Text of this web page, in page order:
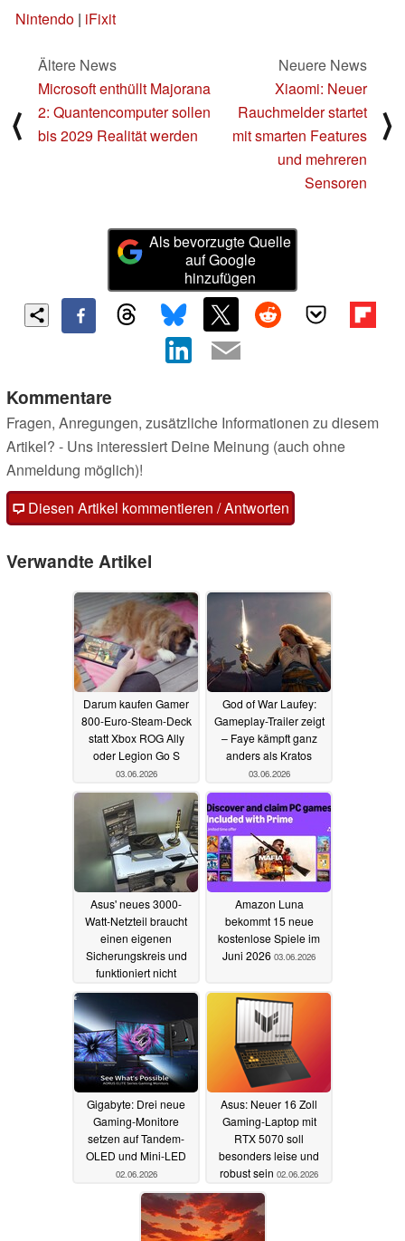
Nintendo | iFixit
⟨
Ältere News
Microsoft enthüllt Majorana
2: Quantencomputer sollen
bis 2029 Realität werden
Neuere News
Xiaomi: Neuer
Rauchmelder startet
mit smarten Features
und mehreren
Sensoren
⟩
Als bevorzugte Quelle
auf Google
hinzufügen
Kommentare
Fragen, Anregungen, zusätzliche Informationen zu diesem
Artikel? - Uns interessiert Deine Meinung (auch ohne
Anmeldung möglich)!
Diesen Artikel kommentieren / Antworten
Verwandte Artikel
Darum kaufen Gamer
800-Euro-Steam-Deck
statt Xbox ROG Ally
oder Legion Go S
03.06.2026
God of War Laufey:
Gameplay-Trailer zeigt
– Faye kämpft ganz
anders als Kratos
03.06.2026
Asus' neues 3000-
Watt-Netzteil braucht
einen eigenen
Sicherungskreis und
funktioniert nicht
überall03.06.2026
Amazon Luna
bekommt 15 neue
kostenlose Spiele im
Juni 2026 03.06.2026
Gigabyte: Drei neue
Gaming-Monitore
setzen auf Tandem-
OLED und Mini-LED
02.06.2026
Asus: Neuer 16 Zoll
Gaming-Laptop mit
RTX 5070 soll
besonders leise und
robust sein 02.06.2026